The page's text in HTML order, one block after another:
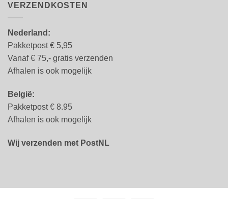
VERZENDKOSTEN
Nederland:
Pakketpost € 5,95
Vanaf € 75,- gratis verzenden
Afhalen is ook mogelijk
België:
Pakketpost € 8.95
Afhalen is ook mogelijk
Wij verzenden met PostNL